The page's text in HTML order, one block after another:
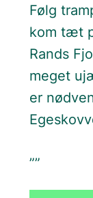
Følg
kom tæt
Rands
meget
er
””